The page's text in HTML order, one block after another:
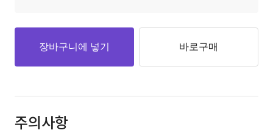
장바구니에 넣기 바로구매
주의사항